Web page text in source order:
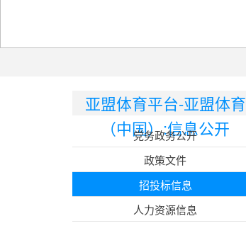
亚盟体育平台-亚盟体育
（中国）:信息公开
党务政务公开
政策文件
招投标信息
人力资源信息